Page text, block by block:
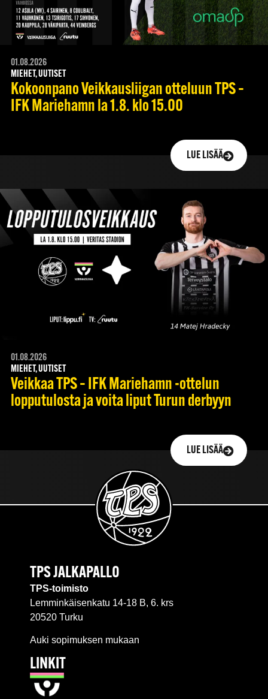
01.08.2026
MIEHET, UUTISET
Kokoonpano Veikkausliigan otteluun TPS –
IFK Mariehamn la 1.8. klo 15.00
LUE LISÄÄ
01.08.2026
MIEHET, UUTISET
Veikkaa TPS – IFK Mariehamn -ottelun
lopputulosta ja voita liput Turun derbyyn
LUE LISÄÄ
TPS JALKAPALLO
TPS-toimisto
Lemminkäisenkatu 14-18 B, 6. krs
20520 Turku
Auki sopimuksen mukaan
LINKIT